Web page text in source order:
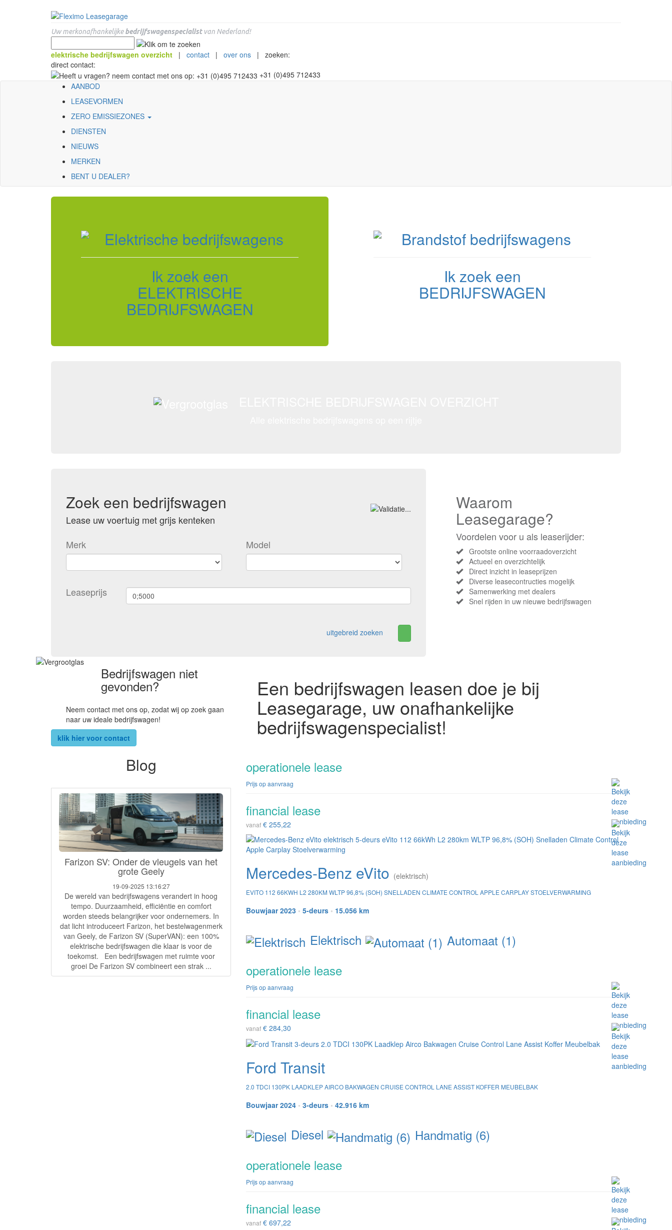
Uw merkonafhankelijkebedrijfswagenspecialistvan Nederland!
elektrische bedrijfswagen overzicht | contact | over ons | zoeken:
direct contact:
+31 (0)495 712433
AANBOD
LEASEVORMEN
ZERO EMISSIEZONES
DIENSTEN
NIEUWS
MERKEN
BENT U DEALER?
Ik zoek een
ELEKTRISCHE
BEDRIJFSWAGEN
Ik zoek een
BEDRIJFSWAGEN
Zoek een bedrijfswagen
Lease uw voertuig met grijs kenteken
Merk
Model
Leaseprijs
uitgebreid zoeken
Waarom
Leasegarage?
Voordelen voor u als leaserijder:
Grootste online voorraadoverzicht
Actueel en overzichtelijk
Direct inzicht in leaseprijzen
Diverse leasecontructies mogelijk
Samenwerking met dealers
Snel rijden in uw nieuwe bedrijfswagen
Bedrijfswagen niet
gevonden?
Neem contact met ons op, zodat wij op zoek gaan
naar uw ideale bedrijfswagen!
klik hier voor contact
Blog
Farizon SV: Onder de vleugels van het
grote Geely
19-09-2025 13:16:27
De wereld van bedrijfswagens verandert in hoog
tempo. Duurzaamheid, efficiëntie en comfort
worden steeds belangrijker voor ondernemers. In
dat licht introduceert Farizon, het bestelwagenmerk
van Geely, de Farizon SV (SuperVAN): een 100%
elektrische bedrijfswagen die klaar is voor de
toekomst. Een bedrijfswagen met ruimte voor
groei De Farizon SV combineert een strak ...
Een bedrijfswagen leasen doe je bij
Leasegarage, uw onafhankelijke
bedrijfswagenspecialist!
operationele lease
Prijs op aanvraag
financial lease
vanaf € 255,22
Mercedes-Benz eVito (elektrisch)
EVITO 112 66KWH L2 280KM WLTP 96,8% (SOH) SNELLADEN CLIMATE CONTROL APPLE CARPLAY STOELVERWARMING
Bouwjaar 2023 • 5-deurs • 15.056 km
Elektrisch
Automaat (1)
operationele lease
Prijs op aanvraag
financial lease
vanaf € 284,30
Ford Transit
2.0 TDCI 130PK LAADKLEP AIRCO BAKWAGEN CRUISE CONTROL LANE ASSIST KOFFER MEUBELBAK
Bouwjaar 2024 • 3-deurs • 42.916 km
Diesel
Handmatig (6)
operationele lease
Prijs op aanvraag
financial lease
vanaf € 697,22